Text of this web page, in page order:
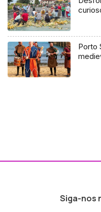
Porto
Siga-nos